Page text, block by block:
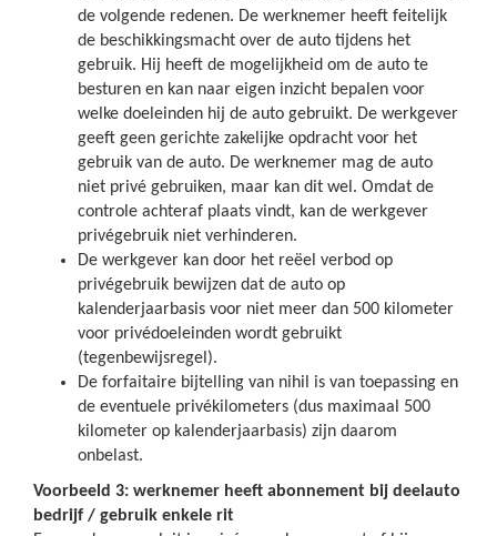
de volgende redenen. De werknemer heeft feitelijk
de beschikkingsmacht over de auto tijdens het
gebruik. Hij heeft de mogelijkheid om de auto te
besturen en kan naar eigen inzicht bepalen voor
welke doeleinden hij de auto gebruikt. De werkgever
geeft geen gerichte zakelijke opdracht voor het
gebruik van de auto. De werknemer mag de auto
niet privé gebruiken, maar kan dit wel. Omdat de
controle achteraf plaats vindt, kan de werkgever
privégebruik niet verhinderen.
De werkgever kan door het reëel verbod op
privégebruik bewijzen dat de auto op
kalenderjaarbasis voor niet meer dan 500 kilometer
voor privédoeleinden wordt gebruikt
(tegenbewijsregel).
De forfaitaire bijtelling van nihil is van toepassing en
de eventuele privékilometers (dus maximaal 500
kilometer op kalenderjaarbasis) zijn daarom
onbelast.
Voorbeeld 3: werknemer heeft abonnement bij deelauto
bedrijf / gebruik enkele rit